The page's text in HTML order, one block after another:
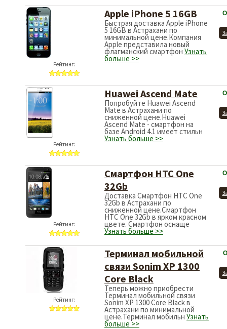
Рейтинг:
Apple iPhone 5 16GB
Быстрая доставка Apple iPhone
5 16GB в Астрахани по
минимальной цене.Компания
Apple представила новый
флагманский смартфон Узнать
больше >>
Рейтинг:
Huawei Ascend Mate
Попробуйте Huawei Ascend
Mate в Астрахани по
сниженной цене.Huawei
Ascend Mate - смартфон на
базе Android 4.1 имеет стильн
Узнать больше >>
Рейтинг:
Смартфон HTC One
32Gb
Доставка Смартфон HTC One
32Gb в Астрахани по
сниженной цене.Смартфон
HTC One 32Gb в ярком красном
цвете. Смартфон оснаще
Узнать больше >>
Рейтинг:
Терминал мобильной
связи Sonim XP 1300
Core Black
Теперь можно приобрести
Терминал мобильной связи
Sonim XP 1300 Core Black в
Астрахани по минимальной
цене.Терминал мобильн Узнать
больше >>